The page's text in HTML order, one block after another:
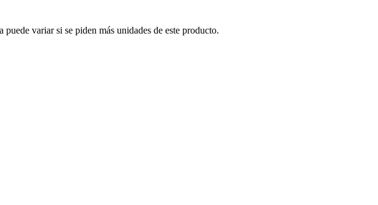
variar si se piden más unidades de este producto.